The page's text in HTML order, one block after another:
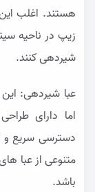
هستند. اغلب
زیپ در ناحیه
شیردهی کنند.
عبا شیردهی:
اما دارای
دسترسی سریع و
متنوعی ازعبا
باشد.